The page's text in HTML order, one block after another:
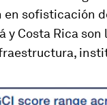
en sofisticación
y Costa Rica